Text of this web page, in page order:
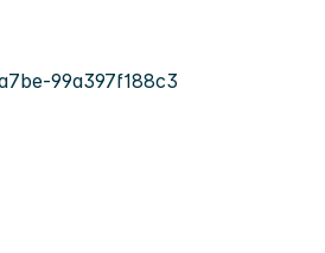
99a397f188c3